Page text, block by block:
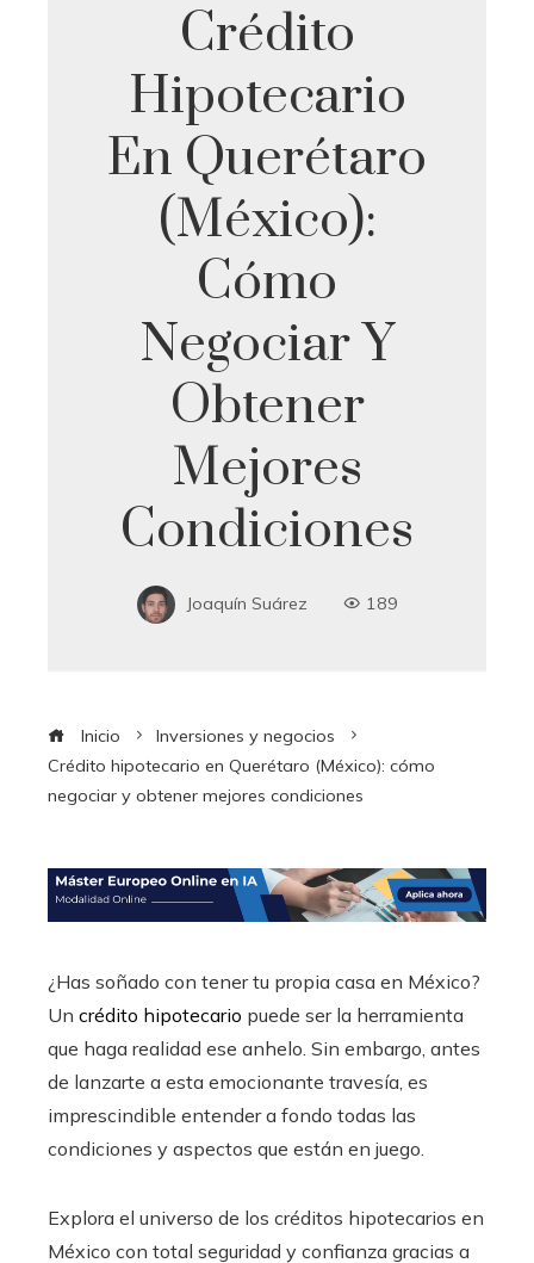
Crédito
Hipotecario
En Querétaro
(México):
Cómo
Negociar Y
Obtener
Mejores
Condiciones
Joaquín Suárez 189
Inicio
Inversiones y negocios
Crédito hipotecario en Querétaro (México): cómo
negociar y obtener mejores condiciones
¿Has soñado con tener tu propia casa en México?
Un crédito hipotecario puede ser la herramienta
que haga realidad ese anhelo. Sin embargo, antes
de lanzarte a esta emocionante travesía, es
imprescindible entender a fondo todas las
condiciones y aspectos que están en juego.
Explora el universo de los créditos hipotecarios en
México con total seguridad y confianza gracias a